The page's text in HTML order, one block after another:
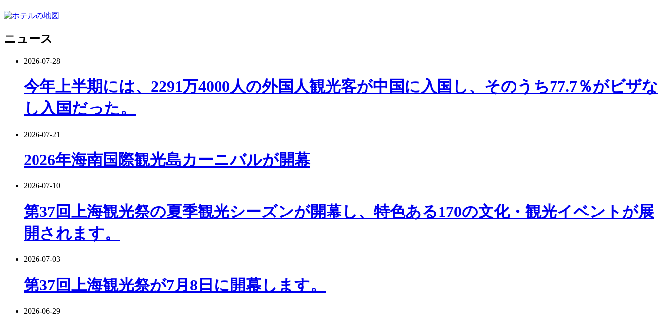
ニュース
2026-07-28
今年上半期には、2291万4000人の外国人観光客が中国に入国し、そのうち77.7％がビザな
し入国だった。
2026-07-21
2026年海南国際観光島カーニバルが開幕
2026-07-10
第37回上海観光祭の夏季観光シーズンが開幕し、特色ある170の文化・観光イベントが展
開されます。
2026-07-03
第37回上海観光祭が7月8日に開幕します。
2026-06-29